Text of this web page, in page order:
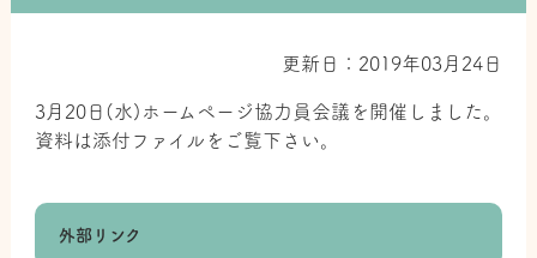
更新日：2019年03月24日
3月20日(水)ホームページ協力員会議を開催しました。
資料は添付ファイルをご覧下さい。
外部リンク